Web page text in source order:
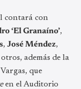
contará con
‘El Granaíno’,
, José Méndez,
además de la
que
en el Auditorio